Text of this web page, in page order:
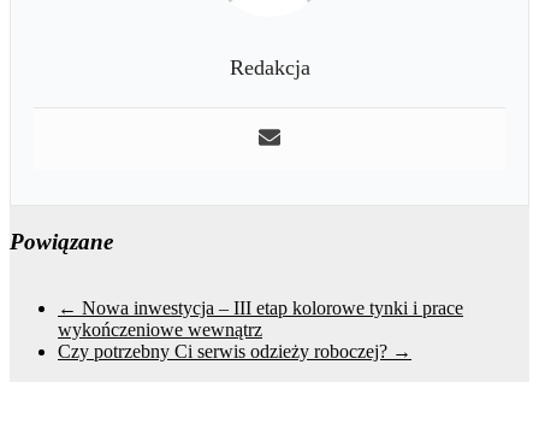
Redakcja
Powiązane
← Nowa inwestycja – III etap kolorowe tynki i prace
wykończeniowe wewnątrz
Czy potrzebny Ci serwis odzieży roboczej? →